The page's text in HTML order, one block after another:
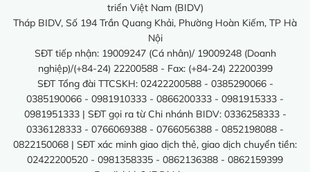
triển Việt Nam (BIDV)
Tháp BIDV, Số 194 Trần Quang Khải, Phường Hoàn Kiếm, TP Hà
Nội
SĐT tiếp nhận: 19009247 (Cá nhân)/ 19009248 (Doanh
nghiệp)/(+84-24) 22200588 - Fax: (+84-24) 22200399
SĐT Tổng đài TTCSKH: 02422200588 - 0385290066 -
0385190066 - 0981910333 - 0866200333 - 0981915333 -
0981951333 | SĐT gọi ra từ Chi nhánh BIDV: 0336258333 -
0336128333 - 0766069388 - 0766056388 - 0852198088 -
0822150068 | SĐT xác minh giao dịch thẻ, giao dịch chuyển tiền:
02422200520 - 0981358335 - 0862136388 - 0862159399